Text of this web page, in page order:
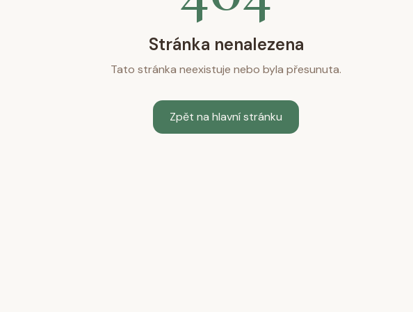
Stránka nenalezena
Tato stránka neexistuje nebo byla přesunuta.
Zpět na hlavní stránku